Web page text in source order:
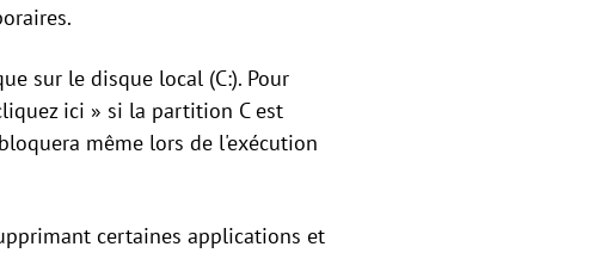
sur le disque local (C:). Pour
ici » si la partition C est
même lors de l'exécution
certaines applications et